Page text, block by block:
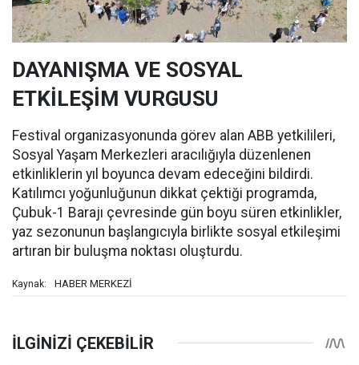
DAYANIŞMA VE SOSYAL
ETKİLEŞİM VURGUSU
Festival organizasyonunda görev alan ABB yetkilileri,
Sosyal Yaşam Merkezleri aracılığıyla düzenlenen
etkinliklerin yıl boyunca devam edeceğini bildirdi.
Katılımcı yoğunluğunun dikkat çektiği programda,
Çubuk-1 Barajı çevresinde gün boyu süren etkinlikler,
yaz sezonunun başlangıcıyla birlikte sosyal etkileşimi
artıran bir buluşma noktası oluşturdu.
Kaynak: HABER MERKEZİ